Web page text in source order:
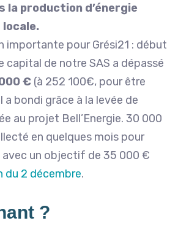
la production d’énergie
pour Grési21 : début
capital de notre SAS a dépassé
€ (à 252 100€, pour être
a bondi grâce à la levée de
au projet Bell’Energie. 30 000
en quelques mois pour
un objectif de 35 000 €
du 2 décembre.
?